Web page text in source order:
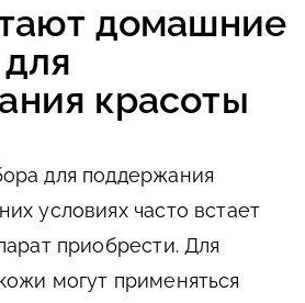
домашние
красоты
для поддержания
условиях часто встает
приобрести. Для
могут применяться